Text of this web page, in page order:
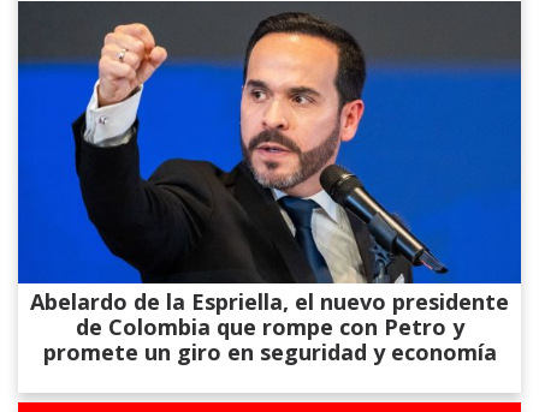
Abelardo de la Espriella, el nuevo presidente
de Colombia que rompe con Petro y
promete un giro en seguridad y economía